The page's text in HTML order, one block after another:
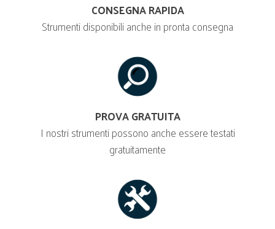
CONSEGNA RAPIDA
Strumenti disponibili anche in pronta consegna
PROVA GRATUITA
I nostri strumenti possono anche essere testati
gratuitamente